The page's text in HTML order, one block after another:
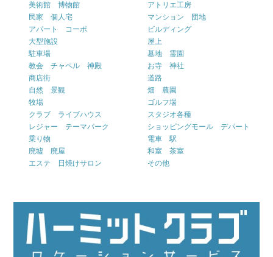
美術館 博物館
アトリエ工房
民家 個人宅
マンション 団地
アパート コーポ
ビルディング
大型施設
屋上
駐車場
墓地 霊園
教会 チャペル 神殿
お寺 神社
商店街
道路
自然 景観
畑 農園
牧場
ゴルフ場
クラブ ライブハウス
スタジオ各種
レジャー テーマパーク
ショッピングモール デパート
乗り物
電車 駅
廃墟 廃屋
和室 茶室
エステ 日焼けサロン
その他